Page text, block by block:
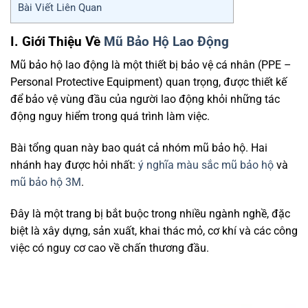
Bài Viết Liên Quan
I. Giới Thiệu Về Mũ Bảo Hộ Lao Động
Mũ bảo hộ lao động là một thiết bị bảo vệ cá nhân (PPE –
Personal Protective Equipment) quan trọng, được thiết kế
để bảo vệ vùng đầu của người lao động khỏi những tác
động nguy hiểm trong quá trình làm việc.
Bài tổng quan này bao quát cả nhóm mũ bảo hộ. Hai
nhánh hay được hỏi nhất: ý nghĩa màu sắc mũ bảo hộ và
mũ bảo hộ 3M.
Đây là một trang bị bắt buộc trong nhiều ngành nghề, đặc
biệt là xây dựng, sản xuất, khai thác mỏ, cơ khí và các công
việc có nguy cơ cao về chấn thương đầu.